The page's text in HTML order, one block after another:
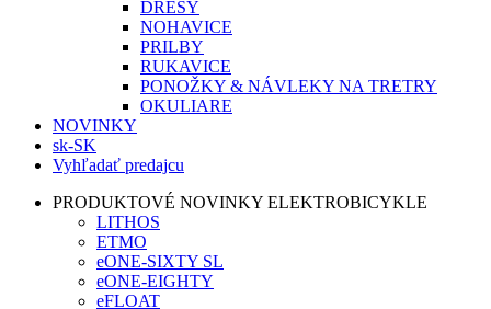
DRESY
NOHAVICE
PRILBY
RUKAVICE
PONOŽKY & NÁVLEKY NA TRETRY
OKULIARE
NOVINKY
sk-SK
Vyhľadať predajcu
PRODUKTOVÉ NOVINKY ELEKTROBICYKLE
LITHOS
ETMO
eONE-SIXTY SL
eONE-EIGHTY
eFLOAT